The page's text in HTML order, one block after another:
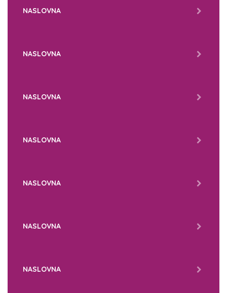
NASLOVNA
NASLOVNA
NASLOVNA
NASLOVNA
NASLOVNA
NASLOVNA
NASLOVNA